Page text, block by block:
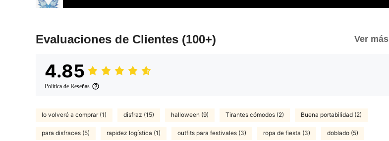
Evaluaciones de Clientes (100+) Ver más
4.85
Política de Reseñas
lo volveré a comprar (1) disfraz (15) halloween (9) Tirantes cómodos (2) Buena portabilidad (2)
para disfraces (5) rapidez logística (1) outfits para festivales (3) ropa de fiesta (3) doblado (5)